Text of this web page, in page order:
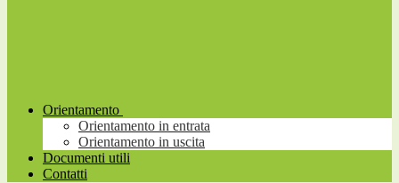
Orientamento
Orientamento in entrata
Orientamento in uscita
Documenti utili
Contatti